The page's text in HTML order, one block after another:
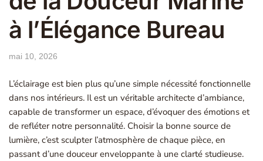
à l’Élégance Bureau
mai 10, 2026
L’éclairage est bien plus qu’une simple nécessité fonctionnelle
dans nos intérieurs. Il est un véritable architecte d’ambiance,
capable de transformer un espace, d’évoquer des émotions et
de refléter notre personnalité. Choisir la bonne source de
lumière, c’est sculpter l’atmosphère de chaque pièce, en
passant d’une douceur enveloppante à une clarté studieuse.